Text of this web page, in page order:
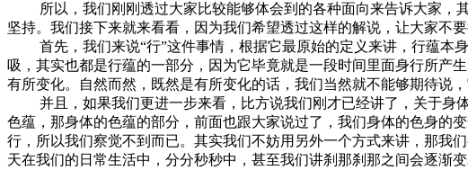
所以，我们刚刚透过大家比较能够体会到的各种面向来告诉大家，
坚持。我们接下来就来看看，因为我们希望透过这样的解说，让大家不
首先，我们来说“行”这件事情，根据它最原始的定义来讲，行蕴本
吸，其实也都是行蕴的一部分，因为它毕竟就是一段时间里面身行所产
有所变化。自然而然，既然是有所变化的话，我们当然就不能够期待说
并且，如果我们更进一步来看，比方说我们刚才已经讲了，关于身
色蕴，那身体的色蕴的部分，前面也跟大家说过了，我们身体的色身的
行，所以我们察觉不到而已。其实我们不妨用另外一个方式来讲，那我
天在我们的日常生活中，分分秒秒中，甚至我们讲刹那刹那之间会逐渐